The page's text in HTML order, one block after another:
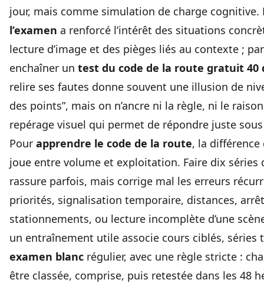
jour, mais comme simulation de charge cognitive.
l’examen a renforcé l’intérêt des situations
lecture d’image et des pièges liés au contexte ;
enchaîner un test du code de la route gratuit 40
relire ses fautes donne souvent une illusion de
des points”, mais on n’ancre ni la règle, ni le
repérage visuel qui permet de répondre juste
Pour apprendre le code de la route, la différence
joue entre volume et exploitation. Faire dix séries
rassure parfois, mais corrige mal les erreurs
priorités, signalisation temporaire, distances,
stationnements, ou lecture incomplète d’une
un entraînement utile associe cours ciblés, séries
examen blanc régulier, avec une règle stricte :
être classée, comprise, puis retestée dans les 48